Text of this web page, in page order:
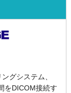
グシステム、
をDICOM接続す